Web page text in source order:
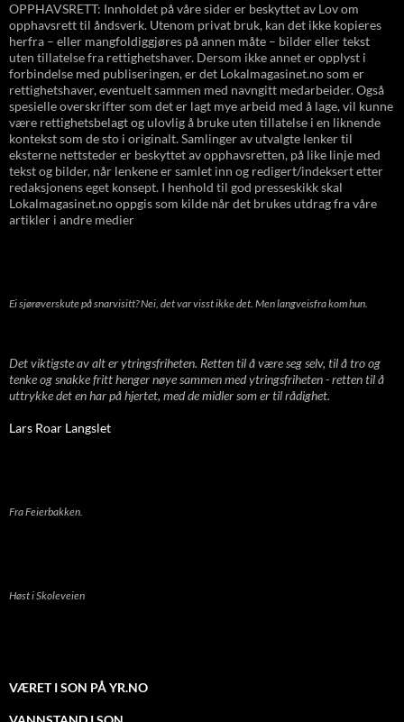
OPPHAVSRETT: Innholdet på våre sider er beskyttet av Lov om
opphavsrett til åndsverk. Utenom privat bruk, kan det ikke kopieres
herfra – eller mangfoldiggjøres på annen måte – bilder eller tekst
uten tillatelse fra rettighetshaver. Dersom ikke annet er opplyst i
forbindelse med publiseringen, er det Lokalmagasinet.no som er
rettighetshaver, eventuelt sammen med navngitt medarbeider. Også
spesielle overskrifter som det er lagt mye arbeid med å lage, vil kunne
være rettighetsbelagt og ulovlig å bruke uten tillatelse i en liknende
kontekst som de sto i originalt. Samlinger av utvalgte lenker til
eksterne nettsteder er beskyttet av opphavsretten, på like linje med
tekst og bilder, når lenkene er samlet inn og redigert/indeksert etter
redaksjonens eget konsept. I henhold til god presseskikk skal
Lokalmagasinet.no oppgis som kilde når det brukes utdrag fra våre
artikler i andre medier
Ei sjørøverskute på snarvisitt? Nei, det var visst ikke det. Men langveisfra kom hun.
Det viktigste av alt er ytringsfriheten. Retten til å være seg selv, til å tro og
tenke og snakke fritt henger nøye sammen med ytringsfriheten - retten til å
uttrykke det en har på hjertet, med de midler som er til rådighet.
Lars Roar Langslet
Fra Feierbakken.
Høst i Skoleveien
VÆRET I SON PÅ YR.NO